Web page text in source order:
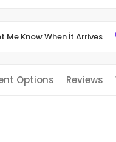
Me Know When İt Arrives
Options Reviews